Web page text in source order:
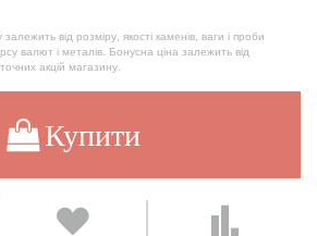
від розміру, якості каменів, ваги і проби
валют і металів. Бонусна ціна залежить від
акцій магазину.
Купити